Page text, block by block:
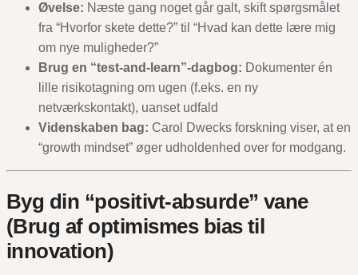
Øvelse: Næste gang noget går galt, skift spørgsmålet
fra “Hvorfor skete dette?” til “Hvad kan dette lære mig
om nye muligheder?”
Brug en “test-and-learn”-dagbog: Dokumenter én
lille risikotagning om ugen (f.eks. en ny
netværkskontakt), uanset udfald
Videnskaben bag: Carol Dwecks forskning viser, at en
“growth mindset” øger udholdenhed over for modgang.
Byg din “positivt-absurde” vane
(Brug af optimismes bias til
innovation)